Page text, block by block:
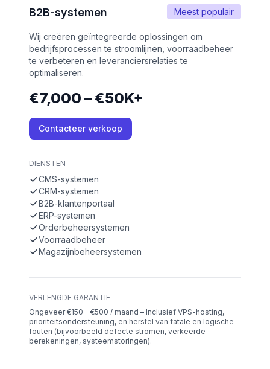
Meest populair
B2B-systemen
Wij creëren geïntegreerde oplossingen om
bedrijfsprocessen te stroomlijnen, voorraadbeheer
te verbeteren en leveranciersrelaties te
optimaliseren.
€7,000 – €50K+
Contacteer verkoop
DIENSTEN
CMS-systemen
CRM-systemen
B2B-klantenportaal
ERP-systemen
Orderbeheersystemen
Voorraadbeheer
Magazijnbeheersystemen
VERLENGDE GARANTIE
Ongeveer €150 - €500 / maand – Inclusief VPS-hosting,
prioriteitsondersteuning, en herstel van fatale en logische
fouten (bijvoorbeeld defecte stromen, verkeerde
berekeningen, systeemstoringen).